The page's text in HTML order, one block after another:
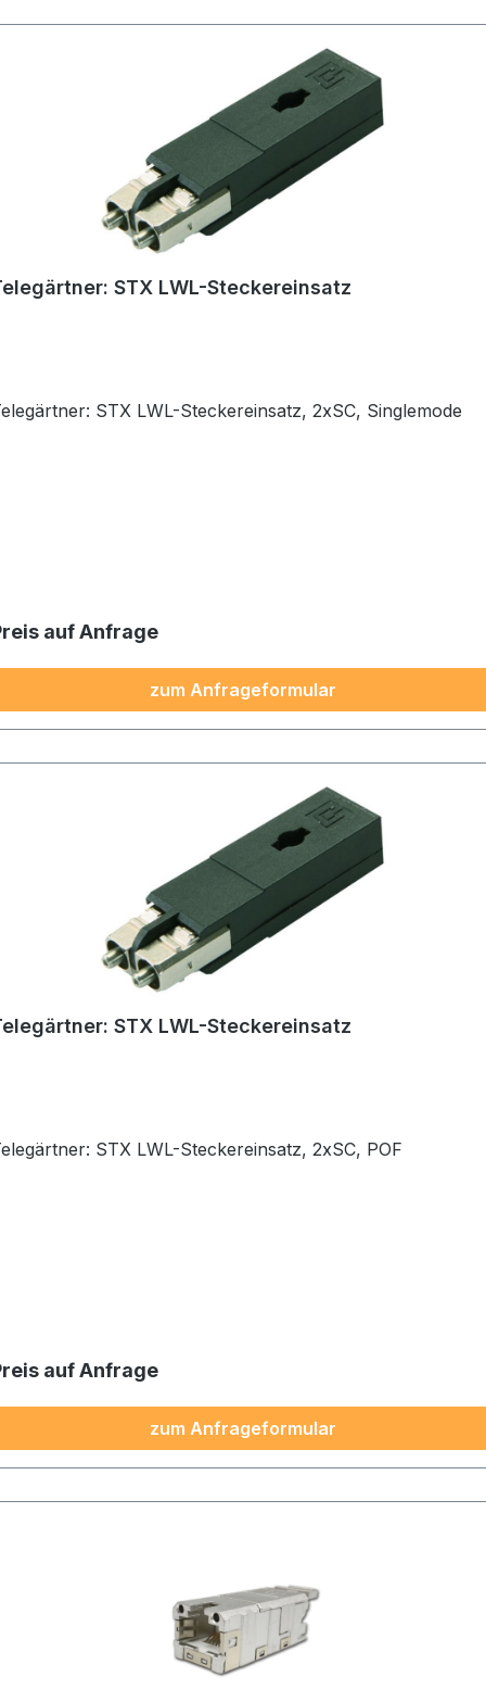
STX LWL-Steckereinsatz
Telegärtner: STX LWL-Steckereinsatz, 2xSC, Singlemode
auf Anfrage
zum Anfrageformular
STX LWL-Steckereinsatz
Telegärtner: STX LWL-Steckereinsatz, 2xSC, POF
auf Anfrage
zum Anfrageformular